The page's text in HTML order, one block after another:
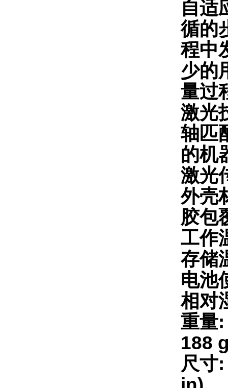
自适
循的
程中
少的
量过
激光
轴匹
的
激光
外壳
胶包
工作
存储
电
相对
重量
188
尺寸